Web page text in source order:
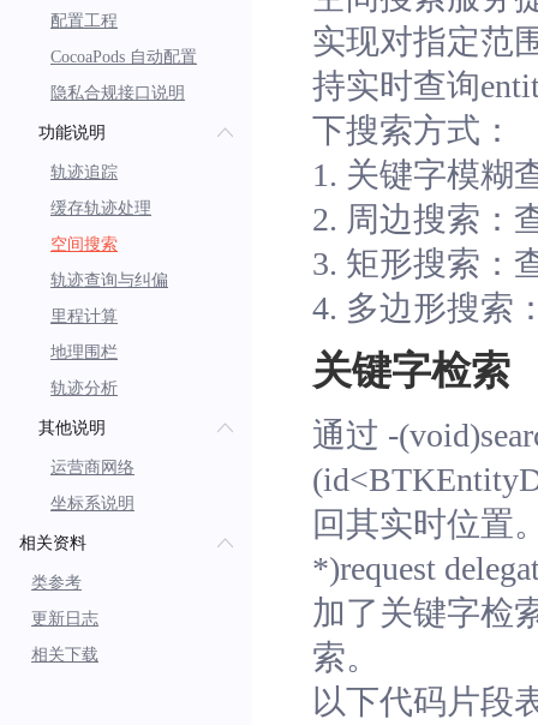
配置工程
CocoaPods 自动配置
隐私合规接口说明
功能说明
轨迹追踪
缓存轨迹处理
空间搜索
轨迹查询与纠偏
里程计算
地理围栏
轨迹分析
其他说明
运营商网络
坐标系说明
相关资料
类参考
更新日志
相关下载
实现对指定范
持实时查询
下搜索方式：
1. 关键字模糊
2. 周边搜索：
3. 矩形搜索：
4. 多边形搜索
关键字检索
通过 -
(id
回其实时位置
*)request
加了关键字检
索。
以下代码片段